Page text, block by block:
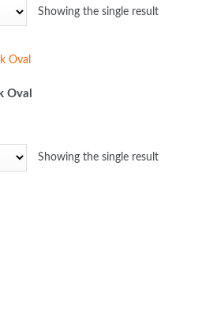
Showing the single result
Oval
Showing the single result